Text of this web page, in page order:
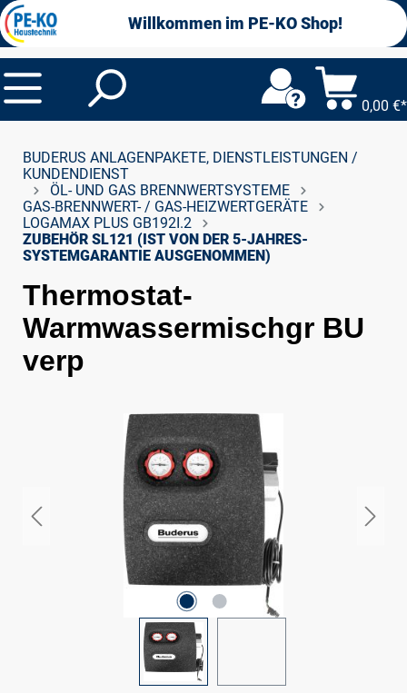
springen Willkommen im PE-KO Shop!
0,00 €*
BUDERUS ANLAGENPAKETE, DIENSTLEISTUNGEN /
KUNDENDIENST
ÖL- UND GAS BRENNWERTSYSTEME
GAS-BRENNWERT- / GAS-HEIZWERTGERÄTE
LOGAMAX PLUS GB192I.2
ZUBEHÖR SL121 (IST VON DER 5-JAHRES-
SYSTEMGARANTIE AUSGENOMMEN)
Thermostat-
Warmwassermischgr BU
verp
Bildergalerie überspringen